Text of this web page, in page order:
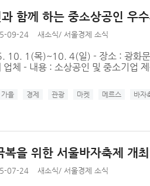
함께 하는 중소상공인 우
09-24 새소식/ 서울경제 소식
10. 1(목)~10. 4(일) - 장소 : 광화
체 - 내용 : 소상공인 및 중소기업
가을 경제 관광 마켓 메르스 바자
복을 위한 서울바자축제 개
07-24 새소식/ 서울경제 소식